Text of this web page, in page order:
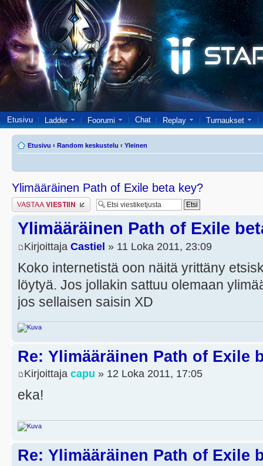
Etusivu Ladder Foorumi Chat Replay Turnaukset
Etusivu ‹ Random keskustelu ‹ Yleinen
Ylimääräinen Path of Exile beta key?
Lähetä vastaus
Ylimääräinen Path of Exile
Kirjoittaja Castiel » 11 Loka 2011, 23:09
Koko internetistä oon näitä yrittäny
löytyä. Jos jollakin sattuu olemaan
jos sellaisen saisin XD
Re: Ylimääräinen Path of Exile
Kirjoittaja capu » 12 Loka 2011, 17:05
eka!
Re: Ylimääräinen Path of Exile